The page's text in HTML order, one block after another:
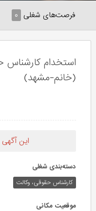
فرصت‌های شغلی ۰
استخدام کارشناس
(خانم-مشهد)
این
دسته‌بندی شغلی
کارشناس حقوقی،‌ وکالت
موقعیت مکانی